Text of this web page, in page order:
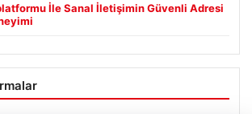
İle Sanal İletişimin Güvenli Adresi